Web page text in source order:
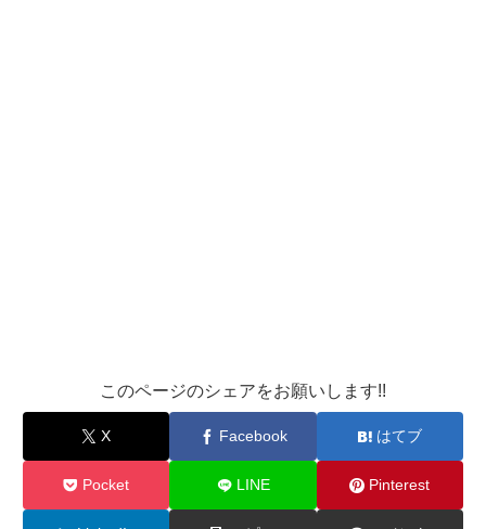
このページのシェアをお願いします!!
X Facebook はてブ
Pocket LINE Pinterest